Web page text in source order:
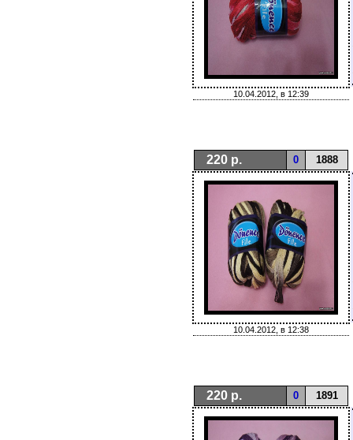
10.04.2012, в 12:39
220 р. 0 1888
10.04.2012, в 12:38
220 р. 0 1891